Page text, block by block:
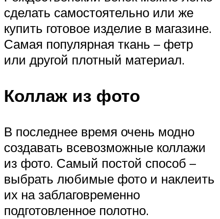
сделать самостоятельно или же
купить готовое изделие в магазине.
Самая популярная ткань – фетр
или другой плотный материал.
Коллаж из фото
В последнее время очень модно
создавать всевозможные коллажи
из фото. Самый постой способ –
выбрать любимые фото и наклеить
их на заблаговременно
подготовленное полотно.